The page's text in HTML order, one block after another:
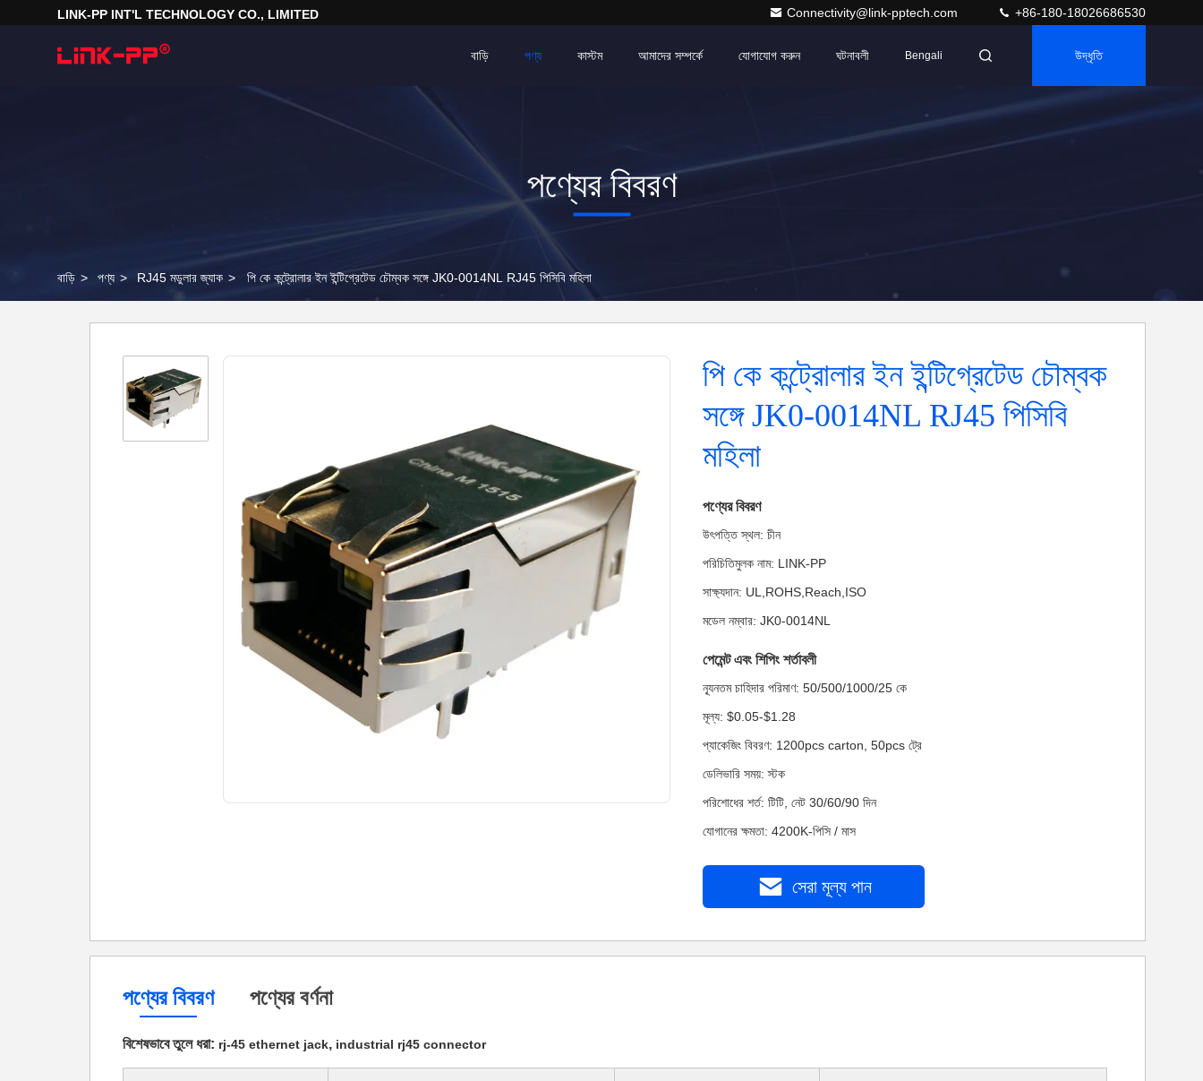
LINK-PP INT'L TECHNOLOGY CO., LIMITED Connectivity@link-pptech.com +86-180-18026686530
বাড়ি পণ্য আমাদের সম্পর্কে যোগাযোগ করুন ঘটনাবলী
কাস্টম Bengali উদ্ধৃতি
পণ্যের বিবরণ
বাড়ি > পণ্য > RJ45 মডুলার জ্যাক > পি কে কন্ট্রোলার ইন ইন্টিগ্রেটেড চৌম্বক সঙ্গে JK0-0014NL RJ45 পিসিবি মহিলা
পি কে কন্ট্রোলার ইন ইন্টিগ্রেটেড চৌম্বক
সঙ্গে JK0-0014NL RJ45 পিসিবি
মহিলা
পণ্যের বিবরণ
উৎপত্তি স্থল: চীন
পরিচিতিমুলক নাম: LINK-PP
সাক্ষ্যদান: UL,ROHS,Reach,ISO
মডেল নম্বার: JK0-0014NL
পেমেন্ট এবং শিপিং শর্তাবলী
ন্যূনতম চাহিদার পরিমাণ: 50/500/1000/25 কে
মূল্য: $0.05-$1.28
প্যাকেজিং বিবরণ: 1200pcs carton, 50pcs ট্রে
ডেলিভারি সময়: স্টক
পরিশোধের শর্ত: টিটি, নেট 30/60/90 দিন
যোগানের ক্ষমতা: 4200K-পিসি / মাস
সেরা মূল্য পান
পণ্যের বিবরণ পণ্যের বর্ণনা
বিশেষভাবে তুলে ধরা: rj-45 ethernet jack, industrial rj45 connector